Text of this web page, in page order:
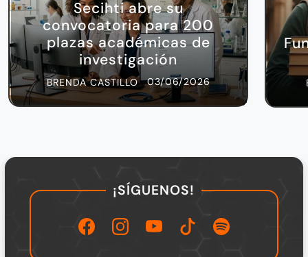
Secihti abre su
convocatoria para 200
plazas académicas de
investigación
BRENDA CASTILLO 03/06/2026
¡SÍGUENOS!